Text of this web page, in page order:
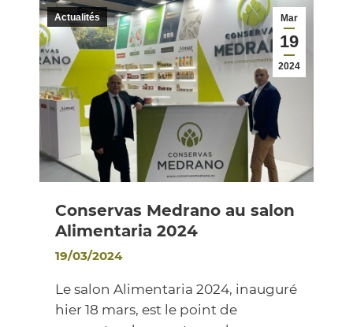
Mar
19
2024
Actualités
Conservas Medrano au salon
Alimentaria 2024
19/03/2024
Le salon Alimentaria 2024, inauguré
hier 18 mars, est le point de